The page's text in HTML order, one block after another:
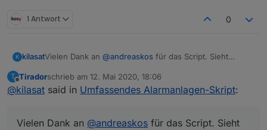
1 Antwort 0
K kilasatVielen Dank an @andreaskos
Hat jemand noch ein paar Beispiele was ihr mit dem
ausgelöstem Alarm macht. Also vielleicht noch ein
Alarmanlage scharf und wieder unscharf?
T
Offline
Tiradorschrieb am 12. Mai 2020, 18:06
zuletzt editiert von
@kilasat said in Umfassendes Alarmanlagen-Skript:
Vielen Dank an @andreaskos für das Script. Sieht